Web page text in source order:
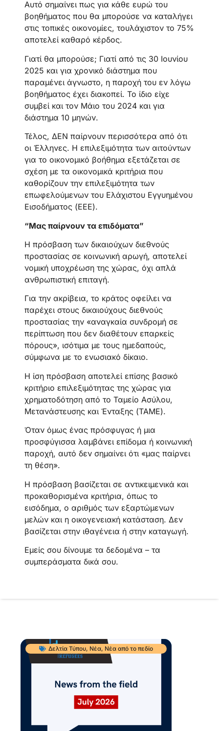
Αυτό σημαίνει πως για κάθε ευρώ του
βοηθήματος που θα μπορούσε να καταλήγει
στις τοπικές οικονομίες, τουλάχιστον το 75%
αποτελεί καθαρό κέρδος.
Γιατί θα μπορούσε; Γιατί από τις 30 Ιουνίου
2025 και για χρονικό διάστημα που
παραμένει άγνωστο, η παροχή του εν λόγω
βοηθήματος έχει διακοπεί. Το ίδιο είχε
συμβεί και τον Μάιο του 2024 και για
διάστημα 10 μηνών.
Τέλος, ΔΕΝ παίρνουν περισσότερα από ότι
οι Έλληνες. H επιλεξιμότητα των αιτούντων
για το οικονομικό βοήθημα εξετάζεται σε
σχέση με τα οικονομικά κριτήρια που
καθορίζουν την επιλεξιμότητα των
επωφελούμενων του Ελάχιστου Εγγυημένου
Εισοδήματος (ΕΕΕ).
“Μας παίρνουν τα επιδόματα”
Η πρόσβαση των δικαιούχων διεθνούς
προστασίας σε κοινωνική αρωγή, αποτελεί
νομική υποχρέωση της χώρας, όχι απλά
ανθρωπιστική επιταγή.
Για την ακρίβεια, το κράτος οφείλει να
παρέχει στους δικαιούχους διεθνούς
προστασίας την «αναγκαία συνδρομή σε
περίπτωση που δεν διαθέτουν επαρκείς
πόρους», ισότιμα με τους ημεδαπούς,
σύμφωνα με το ενωσιακό δίκαιο.
Η ίση πρόσβαση αποτελεί επίσης βασικό
κριτήριο επιλεξιμότητας της χώρας για
χρηματοδότηση από το Ταμείο Ασύλου,
Μετανάστευσης και Ένταξης (ΤΑΜΕ).
Όταν όμως ένας πρόσφυγας ή μια
προσφύγισσα λαμβάνει επίδομα ή κοινωνική
παροχή, αυτό δεν σημαίνει ότι «μας παίρνει
τη θέση».
Η πρόσβαση βασίζεται σε αντικειμενικά και
προκαθορισμένα κριτήρια, όπως το
εισόδημα, ο αριθμός των εξαρτώμενων
μελών και η οικογενειακή κατάσταση. Δεν
βασίζεται στην ιθαγένεια ή στην καταγωγή.
Εμείς σου δίνουμε τα δεδομένα – τα
συμπεράσματα δικά σου.
Δελτία Τύπου, Νέα, Νέα από το πεδίο